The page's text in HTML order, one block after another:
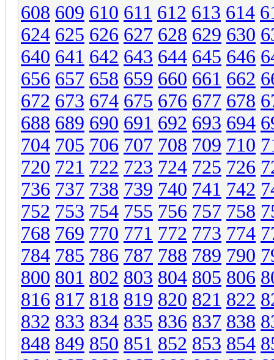
608 609 610 611 612 613 614
624 625 626 627 628 629 630
640 641 642 643 644 645 646
656 657 658 659 660 661 662
672 673 674 675 676 677 678
688 689 690 691 692 693 694
704 705 706 707 708 709 710
720 721 722 723 724 725 726
736 737 738 739 740 741 742
752 753 754 755 756 757 758
768 769 770 771 772 773 774
784 785 786 787 788 789 790
800 801 802 803 804 805 806
816 817 818 819 820 821 822
832 833 834 835 836 837 838
848 849 850 851 852 853 854